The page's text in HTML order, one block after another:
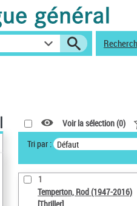
Voir la sélection (0)
Tri par : Défaut
1
Temperton, Rod (1947-2016)